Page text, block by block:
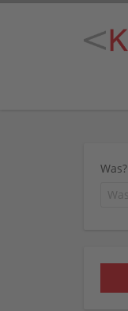
Was?